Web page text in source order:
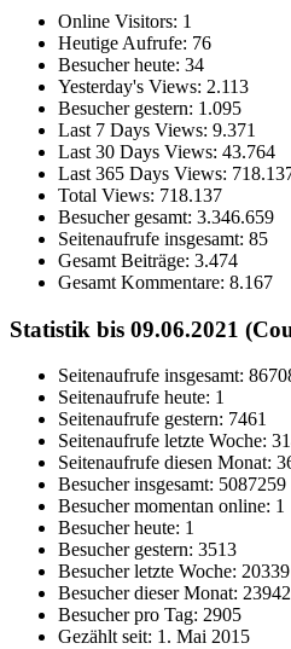
Online Visitors: 1
Heutige Aufrufe: 76
Besucher heute: 34
Yesterday's Views: 2.113
Besucher gestern: 1.095
Last 7 Days Views: 9.371
Last 30 Days Views: 43.764
Last 365 Days Views:
Total Views: 718.137
Besucher gesamt: 3.346.659
Seitenaufrufe insgesamt: 85
Gesamt Beiträge: 3.474
Gesamt Kommentare: 8.167
Statistik bis 09.06.2021
Seitenaufrufe insgesamt:
Seitenaufrufe heute: 1
Seitenaufrufe gestern: 7461
Seitenaufrufe letzte Woche:
Seitenaufrufe diesen Monat:
Besucher insgesamt: 5087259
Besucher momentan online: 1
Besucher heute: 1
Besucher gestern: 3513
Besucher letzte Woche: 20339
Besucher dieser Monat: 23942
Besucher pro Tag: 2905
Gezählt seit: 1. Mai 2015